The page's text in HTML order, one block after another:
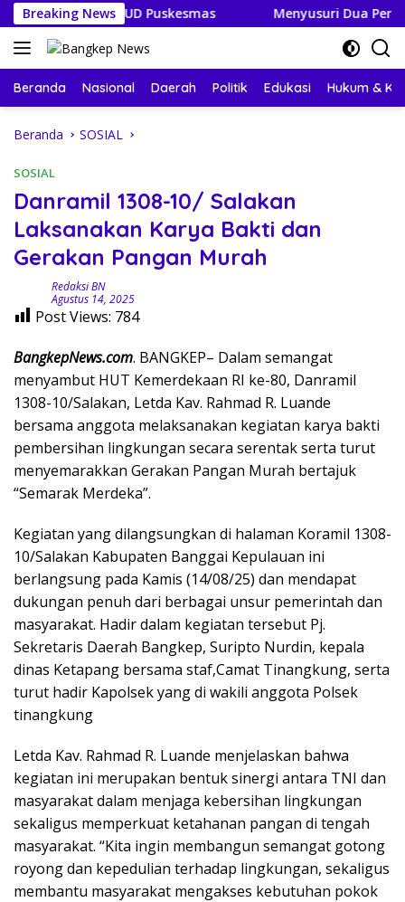
Langsung
ke
konten
Breaking News
BLUD Puskesmas Menyusuri Dua Permata
Beranda Nasional Daerah Politik Edukasi Hukum &
Beranda SOSIAL
SOSIAL
Danramil 1308-10/ Salakan
Laksanakan Karya Bakti dan
Gerakan Pangan Murah
Redaksi BN
Agustus 14, 2025
Post Views: 784
BangkepNews.com. BANGKEP– Dalam semangat
menyambut HUT Kemerdekaan RI ke-80, Danramil
1308-10/Salakan, Letda Kav. Rahmad R. Luande
bersama anggota melaksanakan kegiatan karya bakti
pembersihan lingkungan secara serentak serta turut
menyemarakkan Gerakan Pangan Murah bertajuk
“Semarak Merdeka”.
Kegiatan yang dilangsungkan di halaman Koramil 1308-
10/Salakan Kabupaten Banggai Kepulauan ini
berlangsung pada Kamis (14/08/25) dan mendapat
dukungan penuh dari berbagai unsur pemerintah dan
masyarakat. Hadir dalam kegiatan tersebut Pj.
Sekretaris Daerah Bangkep, Suripto Nurdin, kepala
dinas Ketapang bersama staf,Camat Tinangkung, serta
turut hadir Kapolsek yang di wakili anggota Polsek
tinangkung
Letda Kav. Rahmad R. Luande menjelaskan bahwa
kegiatan ini merupakan bentuk sinergi antara TNI dan
masyarakat dalam menjaga kebersihan lingkungan
sekaligus memperkuat ketahanan pangan di tengah
masyarakat. “Kita ingin membangun semangat gotong
royong dan kepedulian terhadap lingkungan, sekaligus
membantu masyarakat mengakses kebutuhan pokok